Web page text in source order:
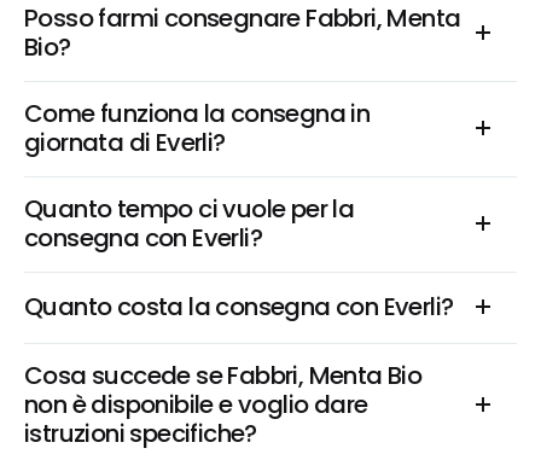
Posso farmi consegnare Fabbri, Menta
Bio?
Come funziona la consegna in
giornata di Everli?
Quanto tempo ci vuole per la
consegna con Everli?
Quanto costa la consegna con Everli?
Cosa succede se Fabbri, Menta Bio
non è disponibile e voglio dare
istruzioni specifiche?